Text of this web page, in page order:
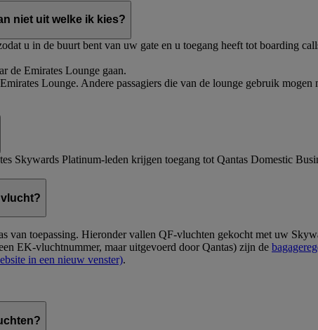
niet uit welke ik kies?
u in de buurt bent van uw gate en u toegang heeft tot boarding
de Emirates Lounge gaan.
Lounge. Andere passagiers die van de lounge gebruik mogen
Skywards Platinum-leden krijgen toegang tot Qantas Domestic
van toepassing. Hieronder vallen QF-vluchten gekocht met uw
EK-vluchtnummer, maar uitgevoerd door Qantas) zijn de
in een nieuw venster).